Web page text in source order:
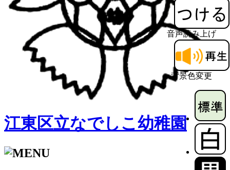
音声読み上げ
背景色変更
江東区立なでしこ幼稚園